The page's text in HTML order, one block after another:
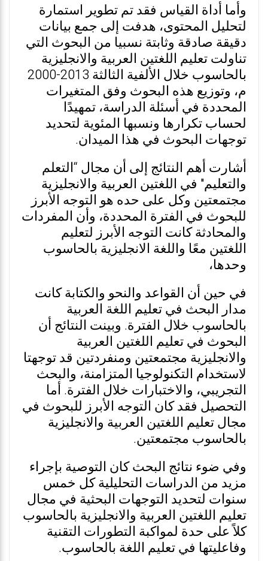
وأما أداة القياس فقد تم تطوير استمارة
لتحليل المحتوى، هدفت إلى جمع بيانات
دقيقة صادقة وثابتة نسبيا من البحوث التي
تناولت تعليم اللغتين العربية والانجليزية
بالحاسوب خلال الألفية الثالثة 2013-2000
م، وتوزيع هذه البحوث وفق المتغيرات
المحددة في أسئلة الدراسة، تمهيدًا
لحساب تكرارها ونسبها المئوية لتحديد
توجهات البحوث في هذا الميدان.
أشارت أهم النتائج إلى أن مجال “التعلم
والتعليم" في اللغتين العربية والانجليزية
مجتمعتين وكل على حده هو التوجه الأبرز
للبحوث في الفترة المحددة، وأن المفردات
والمحادثة كانت التوجه الأبرز لتعليم
اللغتين معًا واللغة الانجليزية بالحاسوب
وحدها،
في حين أن القواعد والنحو والكتابة كانت
مدار البحث في تعليم اللغة العربية
بالحاسوب خلال الفترة. وبينت النتائج أن
البحوث في تعليم اللغتين العربية
والانجليزية مجتمعتين ومنفردتين قد توجهتا
لاستخدام التكنولوجيا المتزامنة، والبحث
التجريبي، والاختبارات خلال الفترة. أما
التحصيل فقد كان التوجه الأبرز للبحوث في
مجال تعليم اللغتين العربية والانجليزية
بالحاسوب مجتمعتين.
وفي ضوء نتائج البحث كان التوصية بإجراء
مزيد من الدراسات التحليلية كل خمس
سنوات لتحديد التوجهات البحثية في مجال
تعليم اللغتين العربية والانجليزية بالحاسوب
كلاً على حدة لمواكبة التطورات التقنية
وفاعليتها في تعليم اللغة بالحاسوب.